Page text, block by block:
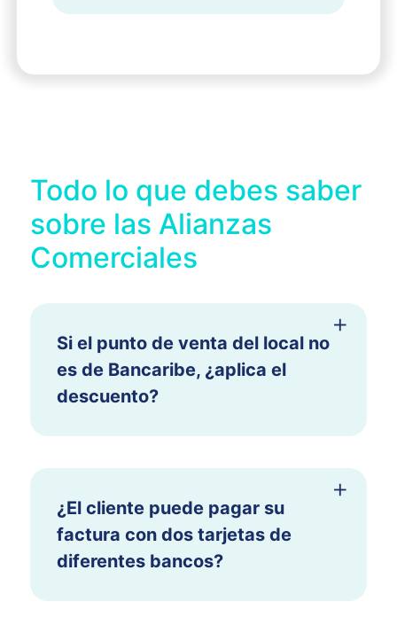
Todo lo que debes saber
sobre las Alianzas
Comerciales
Si el punto de venta del local no
es de Bancaribe, ¿aplica el
descuento?
¿El cliente puede pagar su
factura con dos tarjetas de
diferentes bancos?